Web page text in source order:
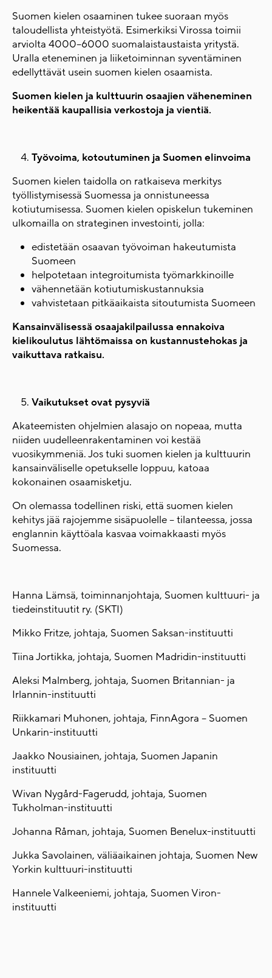
Suomen kielen osaaminen tukee suoraan myös
taloudellista yhteistyötä. Esimerkiksi Virossa toimii
arviolta 4000–6000 suomalaistaustaista yritystä.
Uralla eteneminen ja liiketoiminnan syventäminen
edellyttävät usein suomen kielen osaamista.
Suomen kielen ja kulttuurin osaajien väheneminen
heikentää kaupallisia verkostoja ja vientiä.
Työvoima, kotoutuminen ja Suomen elinvoima
Suomen kielen taidolla on ratkaiseva merkitys
työllistymisessä Suomessa ja onnistuneessa
kotiutumisessa. Suomen kielen opiskelun tukeminen
ulkomailla on strateginen investointi, jolla:
edistetään osaavan työvoiman hakeutumista
Suomeen
helpotetaan integroitumista työmarkkinoille
vähennetään kotiutumiskustannuksia
vahvistetaan pitkäaikaista sitoutumista Suomeen
Kansainvälisessä osaajakilpailussa ennakoiva
kielikoulutus lähtömaissa on kustannustehokas ja
vaikuttava ratkaisu.
Vaikutukset ovat pysyviä
Akateemisten ohjelmien alasajo on nopeaa, mutta
niiden uudelleenrakentaminen voi kestää
vuosikymmeniä. Jos tuki suomen kielen ja kulttuurin
kansainväliselle opetukselle loppuu, katoaa
kokonainen osaamisketju.
On olemassa todellinen riski, että suomen kielen
kehitys jää rajojemme sisäpuolelle – tilanteessa, jossa
englannin käyttöala kasvaa voimakkaasti myös
Suomessa.
Hanna Lämsä, toiminnanjohtaja, Suomen kulttuuri- ja
tiedeinstituutit ry. (SKTI)
Mikko Fritze, johtaja, Suomen Saksan-instituutti
Tiina Jortikka, johtaja, Suomen Madridin-instituutti
Aleksi Malmberg, johtaja, Suomen Britannian- ja
Irlannin-instituutti
Riikkamari Muhonen, johtaja, FinnAgora – Suomen
Unkarin-instituutti
Jaakko Nousiainen, johtaja, Suomen Japanin
instituutti
Wivan Nygård-Fagerudd, johtaja, Suomen
Tukholman-instituutti
Johanna Råman, johtaja, Suomen Benelux-instituutti
Jukka Savolainen, väliäaikainen johtaja, Suomen New
Yorkin kulttuuri-instituutti
Hannele Valkeeniemi, johtaja, Suomen Viron-
instituutti